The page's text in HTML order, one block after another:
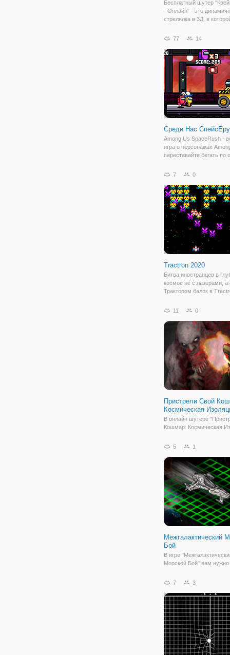
Бесплатный шутер
- Онлайн" - это
стрелялка в 3Д, в
время. Мы переносимся
боевые действия между
кланами. Под
77 14
Среди Нас
Among Us SpaceRush -
игра о персонажах
переставайте бегать по
игры, будьте очень
или столкнуться с
7 0
Tractron 2020
Битва иностранцев в
космос не с лазерами, а
Трактором балок в
пиксельных врагов в
помощью лазерных
закончить их с вашими
11 0
Пристрели Свой
Космическая
В онлайн шутере
Кошмар: Космическая
планете, в неком
космическом корабле,
одной из отсеков. В
находится
5 1
Межгалактический
Бой
В игре
Морской Бой" вам нужно
и спасти планету Земля
нажать на сетку врага,
найти и уничтожить их
прежде чем они
7 3